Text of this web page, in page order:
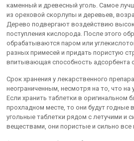
каменный и древесный уголь. Самое
из ореховой скорлупы и деревьев,
Дерево подвергают воздействию
поступления кислорода. После этого
обрабатываются паром или
разных примесей и придать пористую
впитывающая способность адсорбента
Срок хранения у лекарственного
неограниченным, несмотря на то, что на
Если хранить таблетки в оригинальном
прохладном месте, то они будут годные
угольные таблетки рядом с летучими и
веществами, они пористые и сильно